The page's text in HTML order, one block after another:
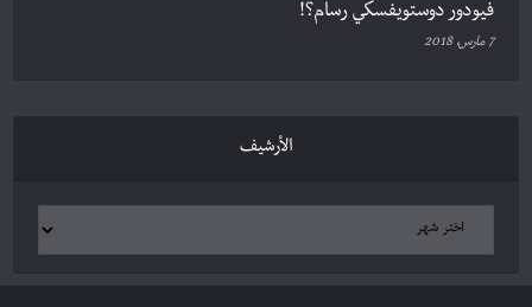
فيودور دوستويفسكي رسام؟!
7 مارس، 2018
الأرشيف